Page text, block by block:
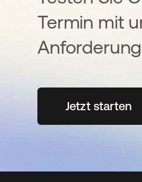
Termin mit
Jetzt starten
wird in